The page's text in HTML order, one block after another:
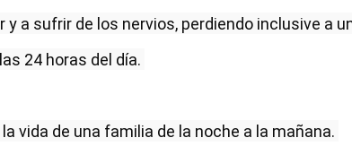
a sufrir de los nervios, perdiendo inclusive a
24 horas del día.
vida de una familia de la noche a la mañana.